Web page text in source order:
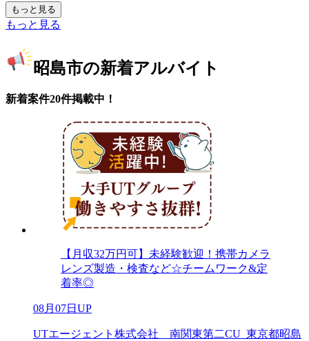
もっと見る
もっと見る
昭島市の新着アルバイト
新着案件20件掲載中！
【月収32万円可】未経験歓迎！携帯カメラ
レンズ製造・検査など☆チームワーク&定
着率◎
08月07日UP
UTエージェント株式会社 南関東第二CU_東京都昭島